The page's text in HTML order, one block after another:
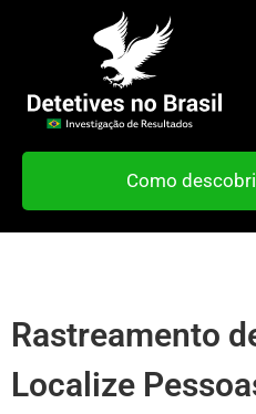
Como
Rastreamento
Localize